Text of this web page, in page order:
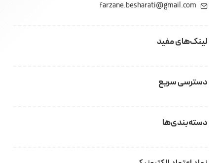
farzane.besharati@gmail.com
لینک‌های مفید
دسترسی سریع
دسته‌بندی‌ها